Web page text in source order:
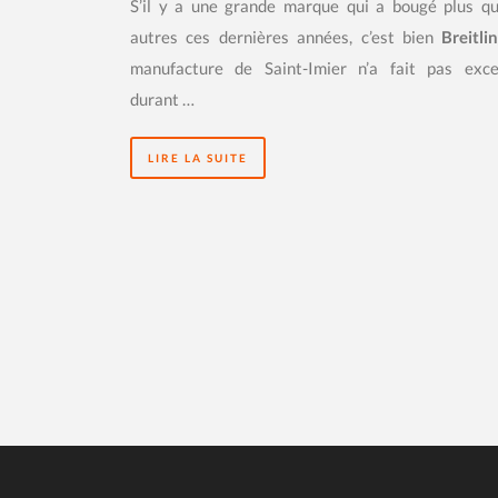
S’il y a une grande marque qui a bougé plus
autres ces dernières années, c’est bien
manufacture de Saint-Imier n’a fait pas
durant …
LIRE LA SUITE